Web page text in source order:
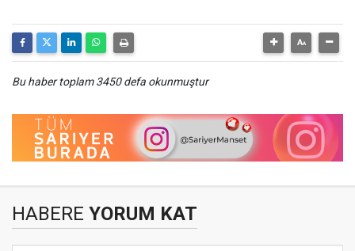
Bu haber toplam 3450 defa okunmuştur
HABERE YORUM KAT